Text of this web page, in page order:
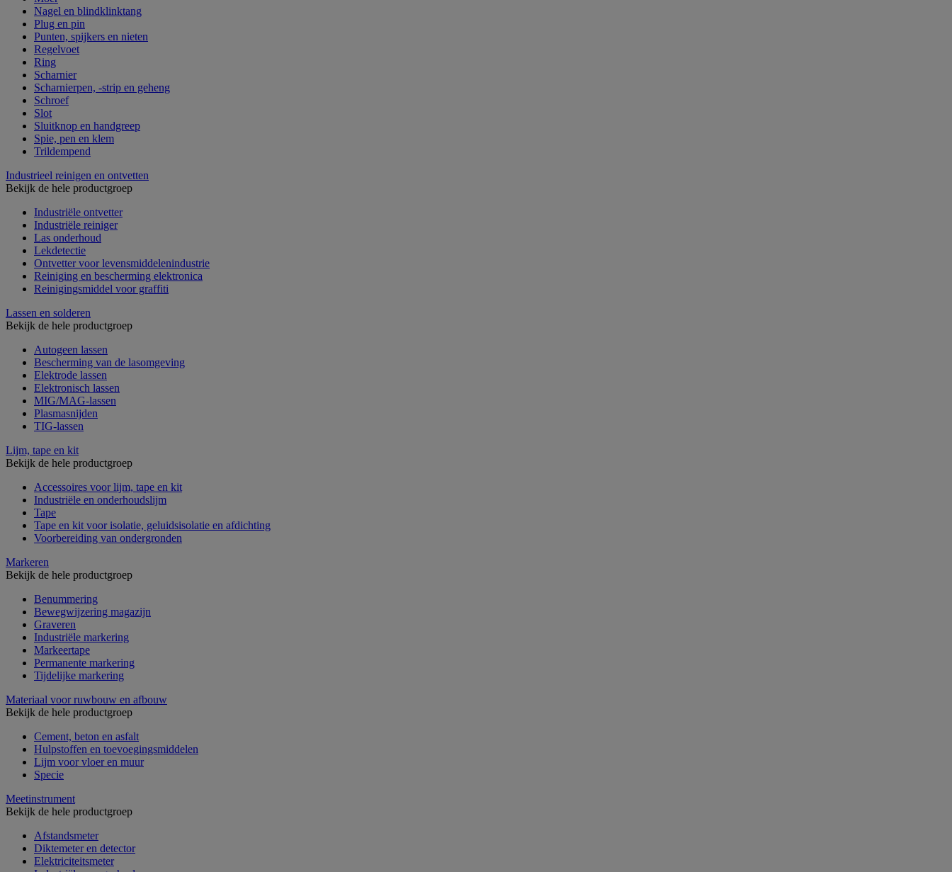
Nagel en blindklinktang
Plug en pin
Punten, spijkers en nieten
Regelvoet
Ring
Scharnier
Scharnierpen, -strip en geheng
Schroef
Slot
Sluitknop en handgreep
Spie, pen en klem
Trildempend
Industrieel reinigen en ontvetten
Bekijk de hele productgroep
Industriële ontvetter
Industriële reiniger
Las onderhoud
Lekdetectie
Ontvetter voor levensmiddelenindustrie
Reiniging en bescherming elektronica
Reinigingsmiddel voor graffiti
Lassen en solderen
Bekijk de hele productgroep
Autogeen lassen
Bescherming van de lasomgeving
Elektrode lassen
Elektronisch lassen
MIG/MAG-lassen
Plasmasnijden
TIG-lassen
Lijm, tape en kit
Bekijk de hele productgroep
Accessoires voor lijm, tape en kit
Industriële en onderhoudslijm
Tape
Tape en kit voor isolatie, geluidsisolatie en afdichting
Voorbereiding van ondergronden
Markeren
Bekijk de hele productgroep
Benummering
Bewegwijzering magazijn
Graveren
Industriële markering
Markeertape
Permanente markering
Tijdelijke markering
Materiaal voor ruwbouw en afbouw
Bekijk de hele productgroep
Cement, beton en asfalt
Hulpstoffen en toevoegingsmiddelen
Lijm voor vloer en muur
Specie
Meetinstrument
Bekijk de hele productgroep
Afstandsmeter
Diktemeter en detector
Elektriciteitsmeter